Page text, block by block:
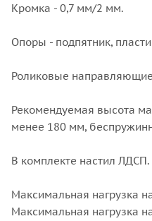
Кромка - 0,7 мм/2 мм.
Опоры - подпятник,
Роликовые
Рекомендуемая высота
менее 180 мм,
В комплекте настил ЛДСП.
Максимальная нагрузка
Максимальная нагрузка